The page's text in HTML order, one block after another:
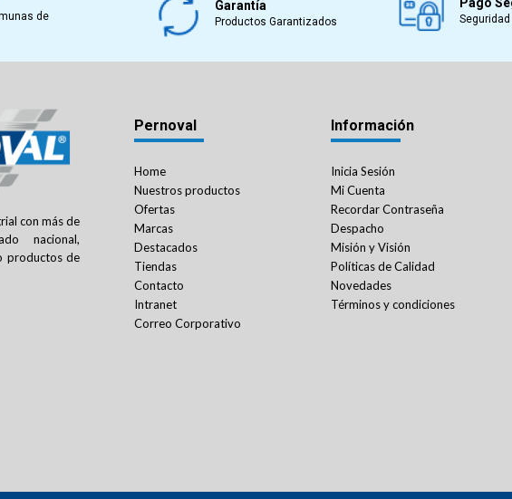
de
Garantía
Productos Garantizados
Pago
Seguridad
con más de
nacional,
productos de
Pernoval
Home
Nuestros productos
Ofertas
Marcas
Destacados
Tiendas
Contacto
Intranet
Correo Corporativo
Información
Inicia Sesión
Mi Cuenta
Recordar Contraseña
Despacho
Misión y Visión
Políticas de Calidad
Novedades
Términos y condiciones